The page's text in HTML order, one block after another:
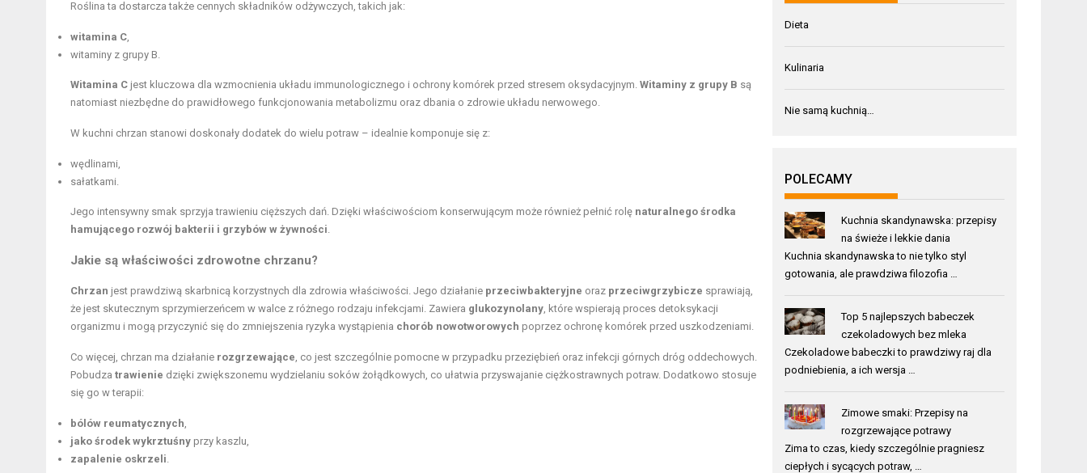
Roślina ta dostarcza także cennych składników odżywczych, takich jak:
witamina C
witaminy z grupy B
Witamina C jest kluczowa dla wzmocnienia układu immunologicznego i ochrony komórek przed stresem oksydacyjnym. Witaminy z grupy B są
natomiast niezbędne do prawidłowego funkcjonowania metabolizmu oraz dbania o zdrowie układu nerwowego.
W kuchni chrzan stanowi doskonały dodatek do wielu potraw – idealnie komponuje się z:
wędlinami,
sałatkami.
Jego intensywny smak sprzyja trawieniu cięższych dań. Dzięki właściwościom konserwującym może również pełnić rolę naturalnego środka
hamującego rozwój bakterii i grzybów w żywności
Jakie są właściwości zdrowotne chrzanu?
Chrzan jest prawdziwą skarbnicą korzystnych dla zdrowia właściwości. Jego działanie przeciwbakteryjne oraz przeciwgrzybicze sprawiają,
że jest skutecznym sprzymierzeńcem w walce z różnego rodzaju infekcjami. Zawiera glukozynolany , które wspierają proces detoksykacji
organizmu i mogą przyczynić się do zmniejszenia ryzyka wystąpienia chorób nowotworowych poprzez ochronę komórek przed uszkodzeniami.
Co więcej, chrzan ma działanie rozgrzewające , co jest szczególnie pomocne w przypadku przeziębień oraz infekcji górnych dróg oddechowych.
Pobudza trawienie dzięki zwiększonemu wydzielaniu soków żołądkowych, co ułatwia przyswajanie ciężkostrawnych potraw. Dodatkowo stosuje
się go w terapii:
bólów reumatycznych
jako środek wykrztuśny przy kaszlu,
zapalenie oskrzeli
Dieta
Kulinaria
Nie samą kuchnią…
POLECAMY
Kuchnia skandynawska: przepisy
na świeże i lekkie dania
Kuchnia skandynawska to nie tylko styl
gotowania, ale prawdziwa filozofia …
Top 5 najlepszych babeczek
czekoladowych bez mleka
Czekoladowe babeczki to prawdziwy raj dla
podniebienia, a ich wersja …
Zimowe smaki: Przepisy na
rozgrzewające potrawy
Zima to czas, kiedy szczególnie pragniesz
ciepłych i sycących potraw, …